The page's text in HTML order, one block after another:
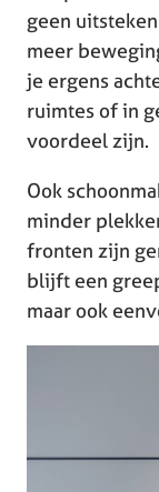
geen
meer
je ergens
ruimtes of in
voordeel zijn.
Ook
minder
fronten zijn
blijft een
maar ook